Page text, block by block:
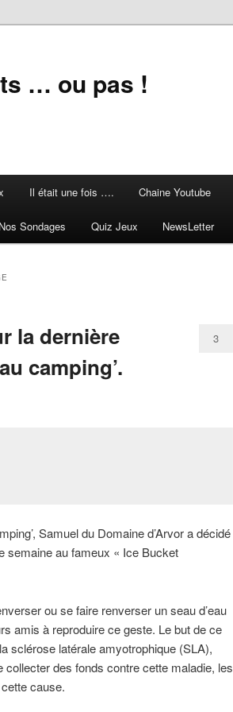
… ou pas !
Il était une fois …. Chaine Youtube
Nos Sondages Quiz Jeux NewsLetter
la dernière
camping’.
3
Samuel du Domaine d’Arvor a décidé
semaine au fameux « Ice Bucket
ou se faire renverser un seau d’eau
amis à reproduire ce geste. Le but de ce
sclérose latérale amyotrophique (SLA),
collecter des fonds contre cette maladie, les
cause.